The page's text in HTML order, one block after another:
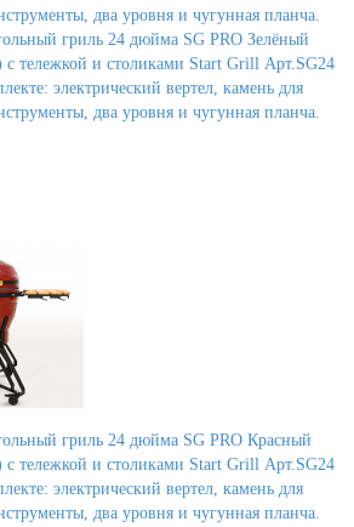
гриль 24 дюйма SG PRO Зелёный
тележкой и столиками Start Grill Арт.SG24
электрический вертел, камень для
два уровня и чугунная планча.
гриль 24 дюйма SG PRO Красный
тележкой и столиками Start Grill Арт.SG24
электрический вертел, камень для
два уровня и чугунная планча.